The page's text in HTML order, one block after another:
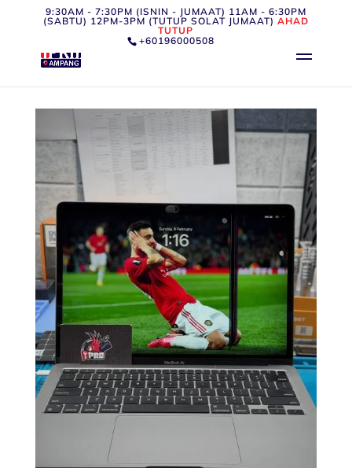
9:30AM - 7:30PM (ISNIN - JUMAAT) 11AM - 6:30PM
(SABTU) 12PM-3PM (TUTUP SOLAT JUMAAT) AHAD
TUTUP
+60196000508